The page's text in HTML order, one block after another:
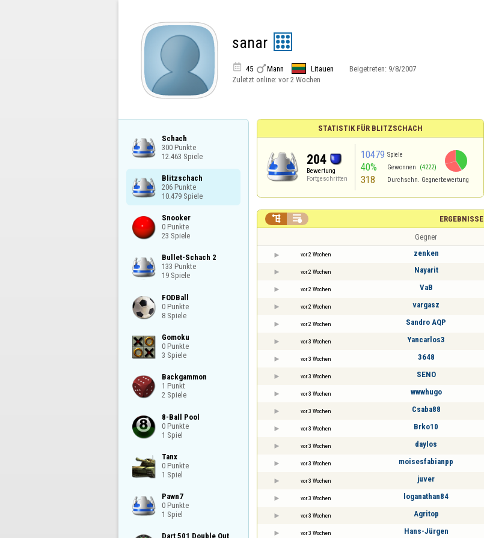
sanar
 45 Mann Litauen Beigetreten: 9/8/2007
Zuletzt online: vor 2 Wochen
Schach
300 Punkte
12.463 Spiele
Blitzschach
206 Punkte
10.479 Spiele
Snooker
0 Punkte
23 Spiele
Bullet-Schach 2
133 Punkte
19 Spiele
FODBall
0 Punkte
8 Spiele
Gomoku
0 Punkte
3 Spiele
Backgammon
1 Punkt
2 Spiele
8-Ball Pool
0 Punkte
1 Spiel
Tanx
0 Punkte
1 Spiel
Pawn7
0 Punkte
1 Spiel
Dart 501 Double Out
STATISTIK FÜR BLITZSCHACH
204
Bewertung
Fortgeschritten
10479 Spiele
40% Gewonnen (4222)
318 Durchschn. Gegnerbewertung
ERGEBNISSE
 
Gegner
vor 2 Wochen zenken
vor 2 Wochen Nayarit
vor 2 Wochen VaB
vor 2 Wochen vargasz
vor 2 Wochen Sandro AQP
vor 3 Wochen Yancarlos3
vor 3 Wochen 3648
vor 3 Wochen SENO
vor 3 Wochen wwwhugo
vor 3 Wochen Csaba88
vor 3 Wochen Brko10
vor 3 Wochen daylos
vor 3 Wochen moisesfabianpp
vor 3 Wochen juver
vor 3 Wochen loganathan84
vor 3 Wochen Agritop
vor 3 Wochen Hans-Jürgen